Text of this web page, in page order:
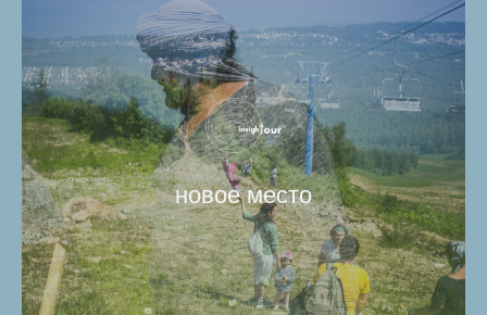
новое место